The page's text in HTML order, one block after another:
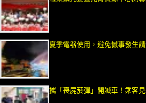
夏季電器使用，避免憾事發生
攜「喪屍菸彈」開贓車！乘客